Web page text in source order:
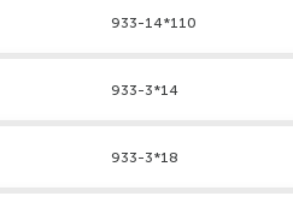
933-14*110
933-3*14
933-3*18